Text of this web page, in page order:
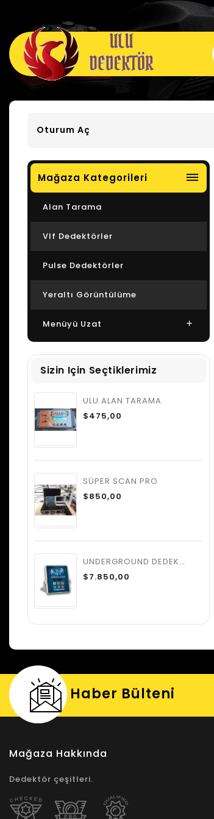
Oturum Aç
dehaze
Mağaza Kategorileri
Alan Tarama
Vlf Dedektörler
Pulse Dedektörler
Yeraltı Görüntülüme
Menüyü Uzat
Sizin Için Seçtiklerimiz
ULU ALAN TARAMA
$475,00
SÜPER SCAN PRO
$850,00
UNDERGROUND DEDEKTÖR
$7.850,00
Haber Bülteni
Hızlı Kargo
Mağaza Hakkında
Dedektör çeşitleri.